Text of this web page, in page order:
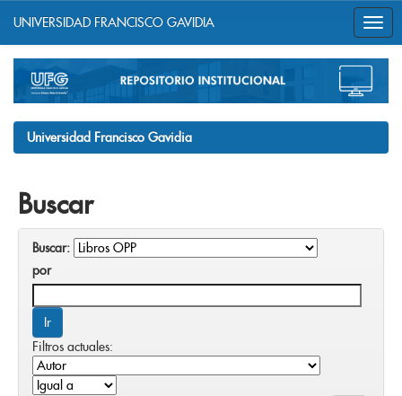
navigation
UNIVERSIDAD FRANCISCO GAVIDIA
Universidad Francisco Gavidia
Buscar
Buscar:
por
Filtros actuales: